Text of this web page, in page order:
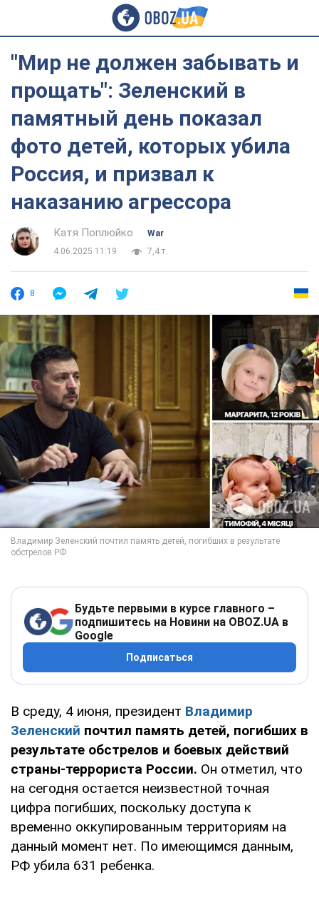
"Мир не должен забывать и
прощать": Зеленский в
памятный день показал
фото детей, которых убила
Россия, и призвал к
наказанию агрессора
Катя Поплюйко
War
4.06.2025 11:19
7,4 т.
8
Будьте первыми в курсе главного –
подпишитесь на Новини на OBOZ.UA в
Google
Подписаться
В среду, 4 июня, президент Владимир
Зеленский почтил память детей, погибших в
результате обстрелов и боевых действий
страны-террориста России. Он отметил, что
на сегодня остается неизвестной точная
цифра погибших, поскольку доступа к
временно оккупированным территориям на
данный момент нет. По имеющимся данным,
РФ убила 631 ребенка.